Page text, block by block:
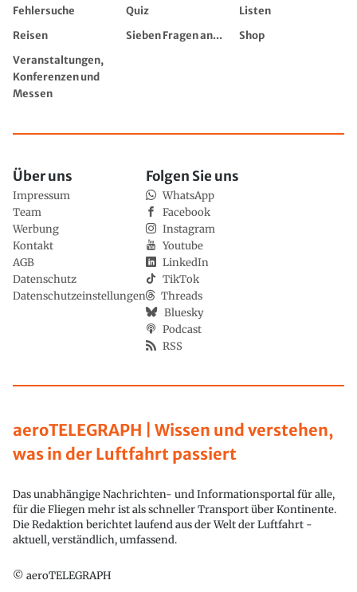
Fehlersuche
Quiz
Listen
Reisen
Sieben Fragen an...
Shop
Veranstaltungen,
Konferenzen und
Messen
aeroTELEGRAPH | Wissen und verstehen,
was in der Luftfahrt passiert
Das unabhängige Nachrichten- und Informationsportal für alle,
für die Fliegen mehr ist als schneller Transport über Kontinente.
Die Redaktion berichtet laufend aus der Welt der Luftfahrt -
aktuell, verständlich, umfassend.
© aeroTELEGRAPH
Über uns
Impressum
Team
Werbung
Kontakt
AGB
Datenschutz
Datenschutzeinstellungen
Folgen Sie uns
WhatsApp
Facebook
Instagram
Youtube
LinkedIn
TikTok
Threads
Bluesky
Podcast
RSS